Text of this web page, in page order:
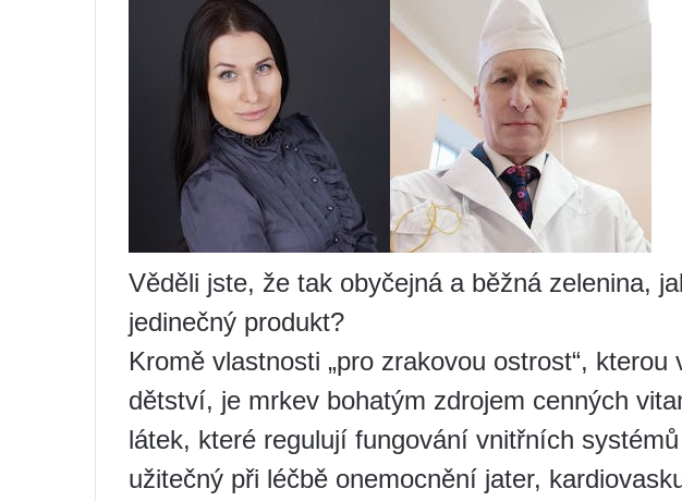
Věděli jste, že tak obyčejná a běžná zelenina,
jedinečný produkt?
Kromě vlastnosti „pro zrakovou ostrost“, kterou
dětství, je mrkev bohatým zdrojem cenných
látek, které regulují fungování vnitřních
užitečný při léčbě onemocnění jater,